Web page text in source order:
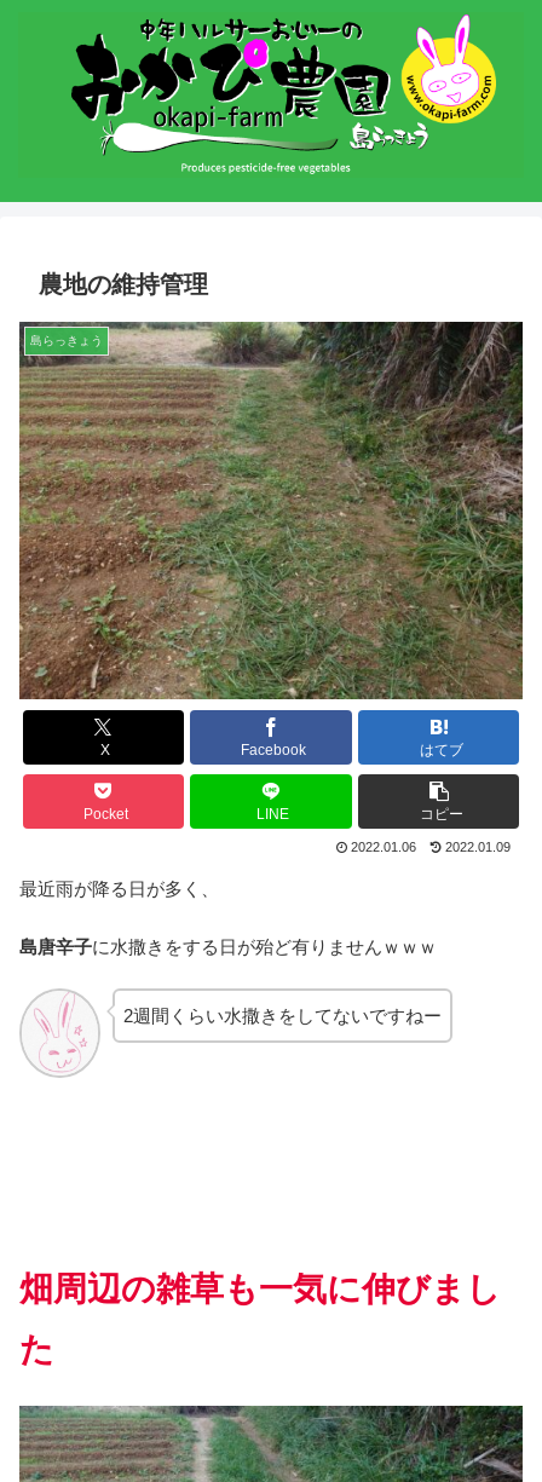
農地の維持管理
島らっきょう
X Facebook はてブ
Pocket LINE コピー
2022.01.06 2022.01.09
最近雨が降る日が多く、
島唐辛子に水撒きをする日が殆ど有りませんｗｗｗ
2週間くらい水撒きをしてないですねー
畑周辺の雑草も一気に伸びまし
た